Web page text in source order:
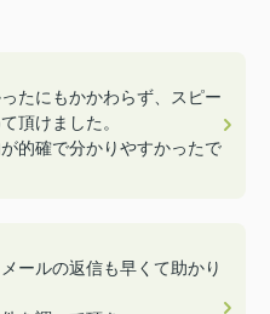
たにもかかわらず、スピー
頂けました。
的確で分かりやすかったで
ールの返信も早くて助かり